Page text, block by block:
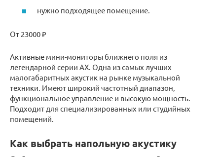
нужно подходящее помещение.
От 23000 ₽
Активные мини-мониторы ближнего поля из
легендарной серии AX. Одна из самых лучших
малогабаритных акустик на рынке музыкальной
техники. Имеют широкий частотный диапазон,
функциональное управление и высокую мощность.
Подходит для специализированных или студийных
помещений.
Как выбрать напольную акустику